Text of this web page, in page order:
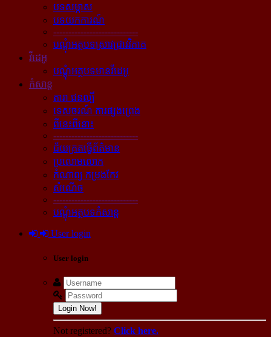
បទសម្ភាស
បទយកការណ៍
----------------------------
បណ្ដុំអត្ថបទស្រាវជ្រាវវិភាគ
វីដេអូ
បណ្ដុំអត្ថបទមានវីដេអូ
កំសាន្ដ
តារា ជនល្បី
ទេសចរណ៍ ការផ្សងព្រេង
ពីនេះពីនោះ
----------------------------
ជ័យគ្រតធ្វើព័ត៌មាន
ប្រលោមលោក
កំណាព្យ កម្រងកែវ
សំណើច
----------------------------
បណ្ដុំអត្ថបទកំសាន្ដ
User login
User login
Login Now!
Not registered? Click here.